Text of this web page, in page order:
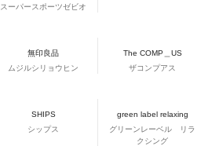
スーパースポーツゼビオ
無印良品
ムジルシリョウヒン
The COMP＿US
ザコンプアス
SHIPS
シップス
green label relaxing
グリーンレーベル リラ
クシング